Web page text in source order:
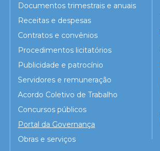
Documentos trimestrais e anuais
Receitas e despesas
Contratos e convênios
Procedimentos licitatórios
Publicidade e patrocínio
Servidores e remuneração
Acordo Coletivo de Trabalho
Concursos públicos
Portal da Governança
Obras e serviços